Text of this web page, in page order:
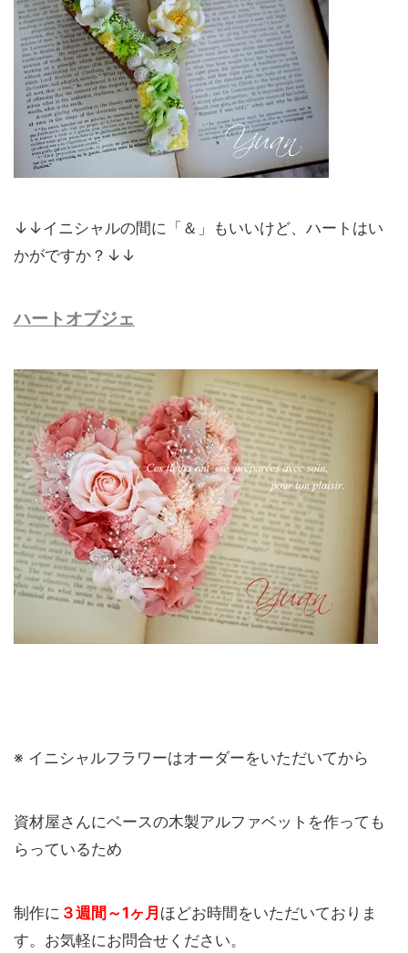
↓↓イニシャルの間に「＆」もいいけど、ハートはい
かがですか？↓↓
ハートオブジェ
※ イニシャルフラワーはオーダーをいただいてから
資材屋さんにベースの木製アルファベットを作っても
らっているため
制作に ３週間～1ヶ月 ほどお時間をいただいておりま
す。お気軽にお問合せください。